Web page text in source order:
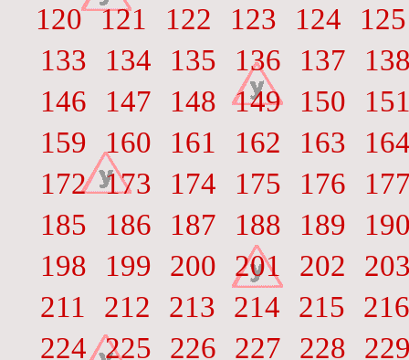
120 121 122 123 124
125
133
134 135 136 137
146
147 148 149 150
159
160 161 162 163
172 173 174 175 176
185
186 187 188 189
198
199 200 201 202
211
212 213 214 215
216
224 225 226 227 228